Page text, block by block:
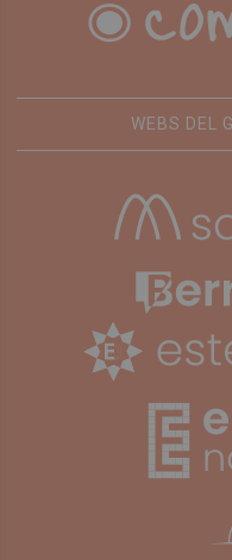
WEBS DEL